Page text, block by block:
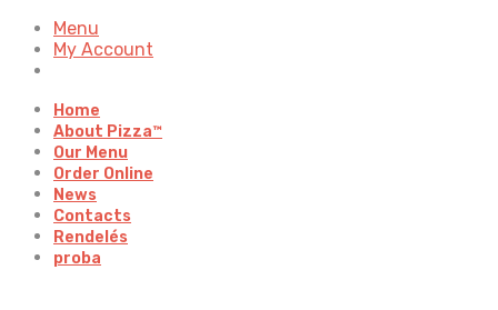
Menu
My Account
Home
About Pizza™
Our Menu
Order Online
News
Contacts
Rendelés
proba